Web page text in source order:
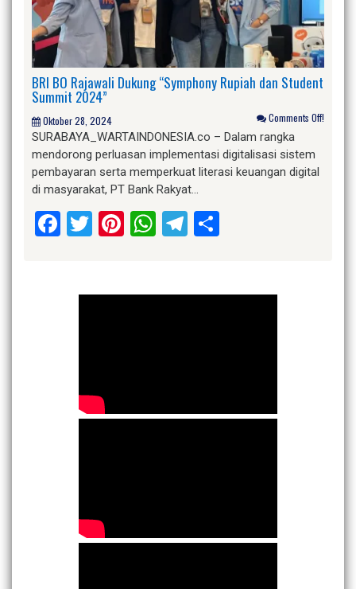
BRI BO Rajawali Dukung “Symphony Rupiah dan Student
Summit 2024”
Oktober 28, 2024 Comments Off!
SURABAYA_WARTAINDONESIA.co – Dalam rangka
mendorong perluasan implementasi digitalisasi sistem
pembayaran serta memperkuat literasi keuangan digital
di masyarakat, PT Bank Rakyat…
Facebook
Twitter
Pinterest
WhatsApp
Telegram